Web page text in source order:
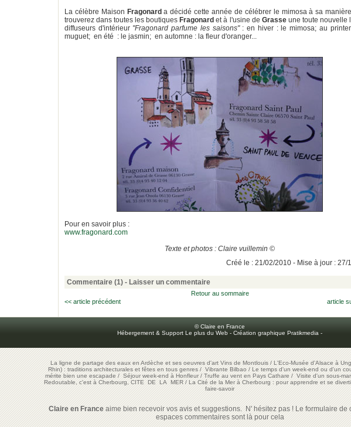
La célèbre Maison Fragonard a décidé cette année de célébrer le mimosa à sa
trouverez dans toutes les boutiques Fragonardet à l'usine de Grasseune toute nouvelle
diffuseurs d'intérieur "Fragonard parfume les saisons": en hiver : le mimosa; au
muguet; en été : le jasmin; en automne : la fleur d'oranger...
Pour en savoir plus :
www.fragonard.com
Texte et photos : Claire vuillemin ©
Créé le : 21/02/2010 - Mise à jour : 27/
Commentaire (1) - Laisser un commentaire
Retour au sommaire
article
<< article précédent
© Claire en France
Hébergement & Support Le plus du Web - Création graphique Pratikmedia -
La ligne de partage des eaux en Ardèche et ses oeuvres d'art Vins de Montlouis/L'Eco-Musée d'Alsace à
Rhin) : traditions architecturales et fêtes en tous genres/Vibrante Bilbao/Le temps d'un week-end ou d'un
mérite bien une escapade/Séjour week-end à Honfleur/Truffe au vent en Pays Cathare/Visite d'un sous-
Redoutable, c'est à Cherbourg, CITE DE LA MER/La Cité de la Mer à Cherbourg : pour apprendre et se
faire-savoir
Claire en Franceaime bien recevoir vos avis et suggestions. N' hésitez pas ! Le formulaire de
espaces commentaires sont là pour cela